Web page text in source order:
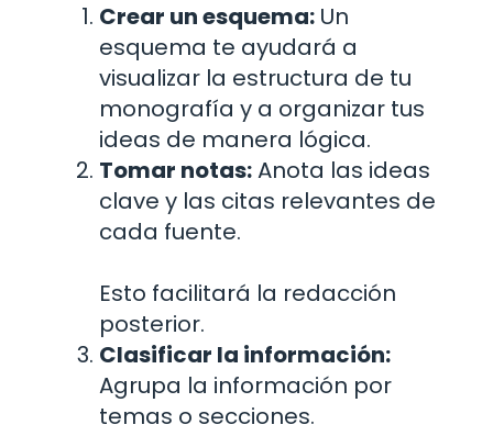
Crear un esquema: Un
esquema te ayudará a
visualizar la estructura de tu
monografía y a organizar tus
ideas de manera lógica.
Tomar notas:Anota las ideas
clave y las citas relevantes de
cada fuente.
Esto facilitará la redacción
posterior.
Clasificar la información:
Agrupa la información por
temas o secciones.